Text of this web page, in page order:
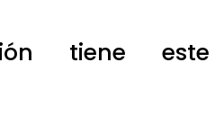
tiene este